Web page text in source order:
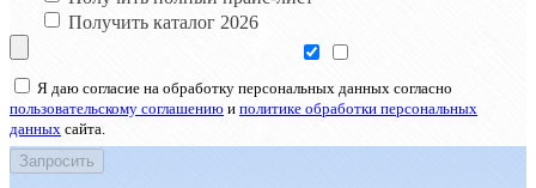
Получить каталог 2026
Я даю согласие на обработку персональных данных согласно
пользовательскому соглашению и политике обработки персональных
данных сайта.